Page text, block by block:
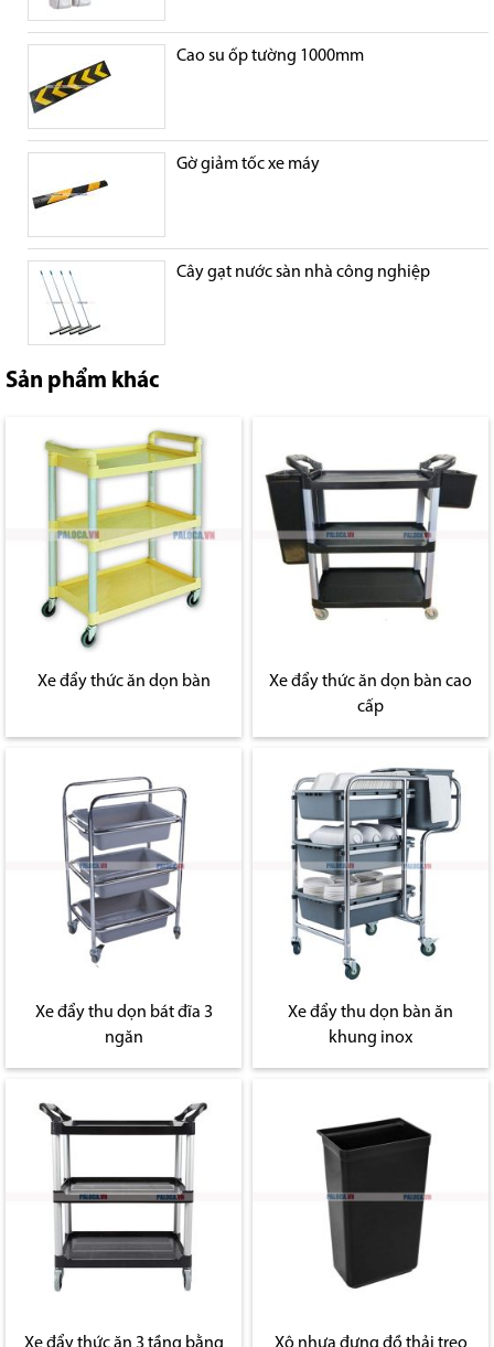
Cao su ốp tường 1000mm
Gờ giảm tốc xe máy
Cây gạt nước sàn nhà công nghiệp
Sản phẩm khác
Xe đẩy thức ăn dọn bàn
Xe đẩy thức ăn dọn bàn cao
cấp
Xe đẩy thu dọn bát đĩa 3
ngăn
Xe đẩy thu dọn bàn ăn
khung inox